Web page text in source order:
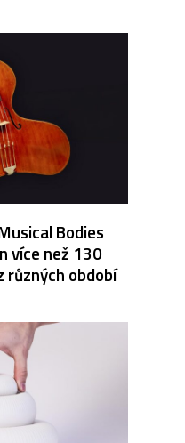
Bodies
více než 130
různých období